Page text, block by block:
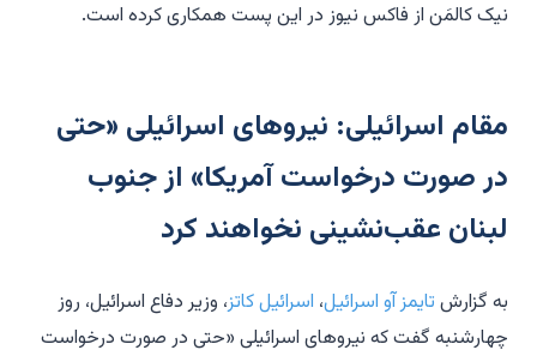
نیک کالمَن از فاکس نیوز در این پست همکاری کرده است.
مقام اسرائیلی: نیروهای اسرائیلی «حتی
در صورت درخواست آمریکا» از جنوب
لبنان عقب‌نشینی نخواهند کرد
به گزارش تایمز آو اسرائیل، اسرائیل کاتز، وزیر دفاع اسرائیل، روز
چهارشنبه گفت که نیروهای اسرائیلی «حتی در صورت درخواست